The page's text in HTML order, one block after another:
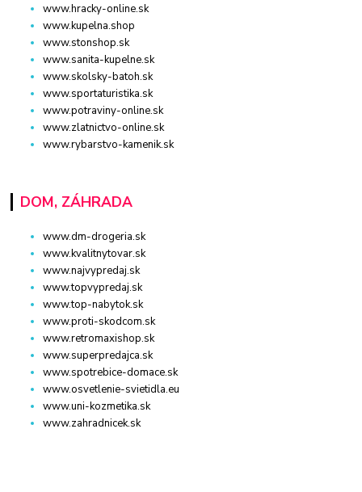
www.hracky-online.sk
www.kupelna.shop
www.stonshop.sk
www.sanita-kupelne.sk
www.skolsky-batoh.sk
www.sportaturistika.sk
www.potraviny-online.sk
www.zlatnictvo-online.sk
www.rybarstvo-kamenik.sk
DOM, ZÁHRADA
www.dm-drogeria.sk
www.kvalitnytovar.sk
www.najvypredaj.sk
www.topvypredaj.sk
www.top-nabytok.sk
www.proti-skodcom.sk
www.retromaxishop.sk
www.superpredajca.sk
www.spotrebice-domace.sk
www.osvetlenie-svietidla.eu
www.uni-kozmetika.sk
www.zahradnicek.sk